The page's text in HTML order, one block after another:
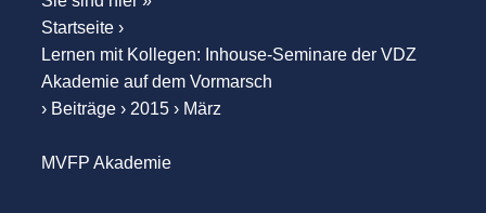
Startseite›
Lernen mit Kollegen: Inhouse-Seminare der VDZ
Akademie auf dem Vormarsch
› Beiträge› 2015› März
MVFP Akademie